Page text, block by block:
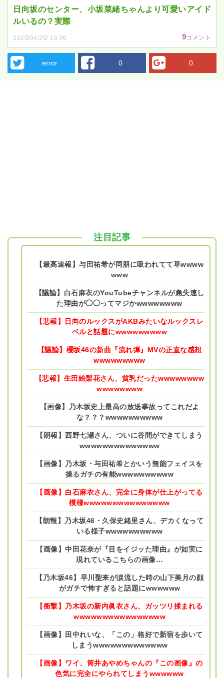
日向坂のセンター、小坂菜緒ちゃんより可愛いアイド
ルいるの？実際
2020/04/25/ 16:00 9コメント
error 0 0
注目記事
【最高速報】与田祐希が同朋に吸われてて草wwww
www
【議論】白石麻衣のYouTubeチャンネルが急失速し
た理由が◯◯ってマジかwwwwwwww
【悲報】日向のルックスがAKBみたいなルックスレ
ベルと話題にwwwwwwwww
【議論】櫻坂46の新曲『流れ弾』MVの正直な感想
wwwwwwwww
【悲報】生田絵梨花さん、貧乳だったwwwwwwww
wwwwwwww
【画像】乃木坂史上最高の放送事故ってこれだよ
な？？？wwwwwwwwww
【朗報】西野七瀬さん、ついに谷間ができてしまう
wwwwwwwwwwwwww
【画像】乃木坂・与田祐希とかいう無能フェイスを
操るガチの有能wwwwwwwwww
【画像】白石麻衣さん、完全に身体が仕上がってる
模様wwwwwwwwwwwwwww
【朗報】乃木坂46・久保史緒里さん、デカくなって
いる様子wwwwwwwwww
【画像】中田花奈が『目をイジッた理由』が如実に
現れているこちらの画像…
【乃木坂46】早川聖来が涙流した時の山下美月の顔
がガチで怖すぎると話題にwwwwww
【衝撃】乃木坂の新内眞衣さん、ガッツリ揉まれる
wwwwwwwwwwwwwwww
【画像】田中れいな、「この」格好で新宿を歩いて
しまうwwwwwwwwwwwww
【画像】ワイ、筒井あやめちゃんの『この画像』の
色気に完全にやられてしまうwwwwww